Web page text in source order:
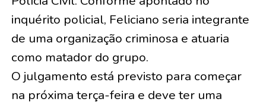
inquérito policial, Feliciano seria integrante
de uma organização criminosa e atuaria
como matador do grupo.
O julgamento está previsto para começar
na próxima terça-feira e deve ter uma